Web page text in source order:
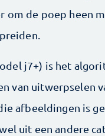
om de poep heen
j7+) is het
van uitwerpselen
afbeeldingen is
uit een andere